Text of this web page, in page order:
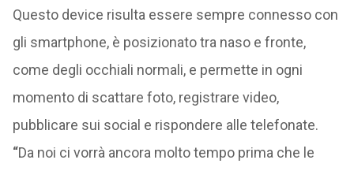
Questo device risulta essere sempre connesso con
gli smartphone, è posizionato tra naso e fronte,
come degli occhiali normali, e permette in ogni
momento di scattare foto, registrare video,
pubblicare sui social e rispondere alle telefonate.
“Da noi ci vorrà ancora molto tempo prima che le